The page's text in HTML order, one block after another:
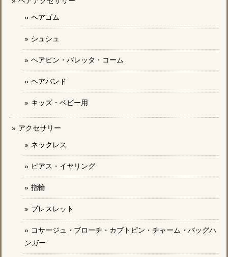
ヘアゴム
シュシュ
ヘアピン・バレッタ・コーム
ヘアバンド
キッズ・ベビー用
アクセサリー
ネックレス
ピアス・イヤリング
指輪
ブレスレット
コサージュ・ブローチ・カブトピン・チャーム・バッグハ
ンガー